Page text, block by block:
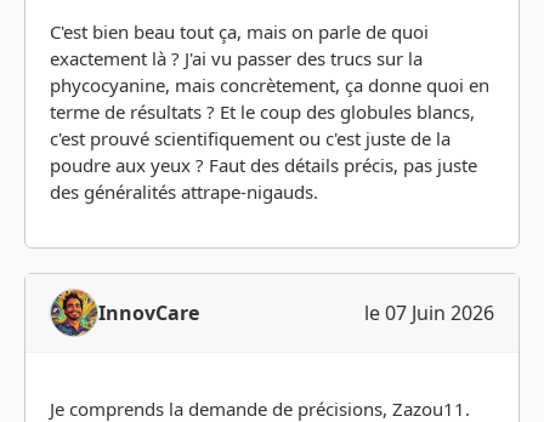
C'est bien beau tout ça, mais on parle de quoi
exactement là ? J'ai vu passer des trucs sur la
phycocyanine, mais concrètement, ça donne quoi en
terme de résultats ? Et le coup des globules blancs,
c'est prouvé scientifiquement ou c'est juste de la
poudre aux yeux ? Faut des détails précis, pas juste
des généralités attrape-nigauds.
InnovCare le 07 Juin 2026
Je comprends la demande de précisions, Zazou11.